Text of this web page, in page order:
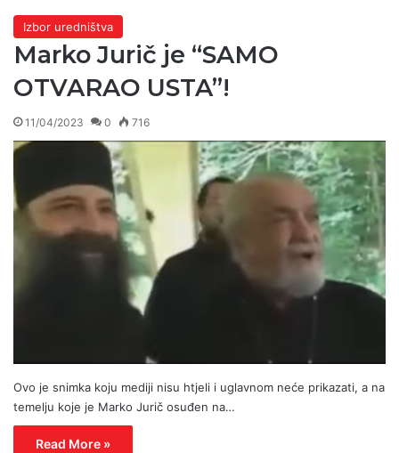
Izbor uredništva
Marko Jurič je “SAMO
OTVARAO USTA”!
11/04/2023 0 716
Ovo je snimka koju mediji nisu htjeli i uglavnom neće prikazati, a na
temelju koje je Marko Jurič osuđen na…
Read More »